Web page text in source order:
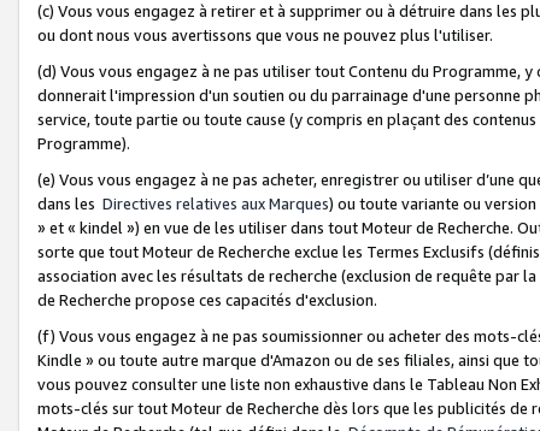
(c) Vous vous engagez à retirer et à supprimer ou à détruire dans les
ou dont nous vous avertissons que vous ne pouvez plus l'utiliser.
(d) Vous vous engagez à ne pas utiliser tout Contenu du Programme,
donnerait l'impression d'un soutien ou du parrainage d'une personne
service, toute partie ou toute cause (y compris en plaçant des
Programme).
(e) Vous vous engagez à ne pas acheter, enregistrer ou utiliser d’une
dans les Directives relatives aux Marques) ou toute variante ou
» et « kindel ») en vue de les utiliser dans tout Moteur de Recherche.
sorte que tout Moteur de Recherche exclue les Termes Exclusifs
association avec les résultats de recherche (exclusion de requête
de Recherche propose ces capacités d'exclusion.
(f) Vous vous engagez à ne pas soumissionner ou acheter des mots-
Kindle » ou toute autre marque d'Amazon ou de ses filiales, ainsi que
vous pouvez consulter une liste non exhaustive dans le Tableau Non
mots-clés sur tout Moteur de Recherche dès lors que les publicités de